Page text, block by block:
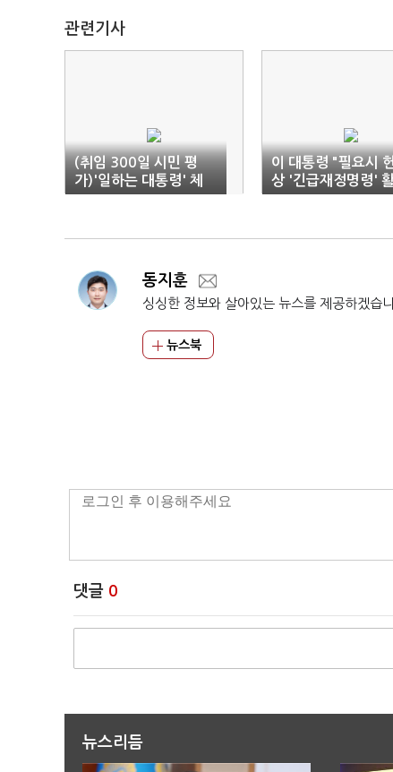
관련기사
(취임 300일 시민 평
가)'일하는 대통령' 체
감…향후 과제는 민생·
이 대통령 "필요시
상 '긴급재정명령'
할 수도"
동지훈
싱싱한 정보와 살아있는 뉴스를 제공하겠습
뉴스북
댓글 0
뉴스리듬